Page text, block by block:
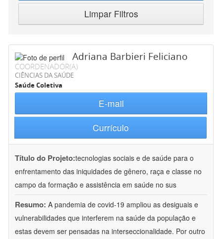
Limpar Filtros
Adriana Barbieri Feliciano
COORDENADOR(A)
CIÊNCIAS DA SAÚDE
Saúde Coletiva
E-mail
Currículo
Título do Projeto:tecnologias sociais e de saúde para o
enfrentamento das iniquidades de gênero, raça e classe no
campo da formação e assistência em saúde no sus
Resumo: A pandemia de covid-19 ampliou as desiguais e
vulnerabilidades que interferem na saúde da população e
estas devem ser pensadas na interseccionalidade. Por outro